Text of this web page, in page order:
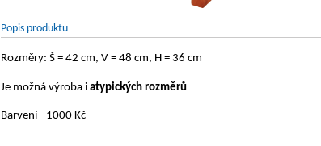
Popis produktu
Rozměry: Š = 42 cm, V = 48 cm, H = 36 cm
Je možná výroba i atypických rozměrů
Barvení - 1000 Kč